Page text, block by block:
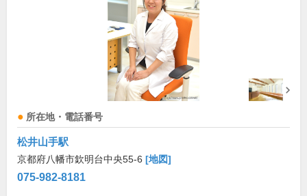
所在地・電話番号
松井山手駅
京都府八幡市欽明台中央55-6 [地図]
075-982-8181